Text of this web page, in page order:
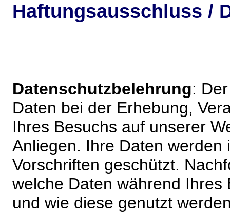
Haftungsausschluss /
Datenschutzbelehrung:
Daten bei der Erhebung,
Ihres Besuchs auf unserer
Anliegen. Ihre Daten
Vorschriften geschützt.
welche Daten während
und wie diese genutzt